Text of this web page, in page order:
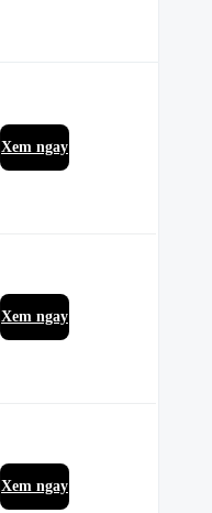
Xem ngay
Xem ngay
Xem ngay